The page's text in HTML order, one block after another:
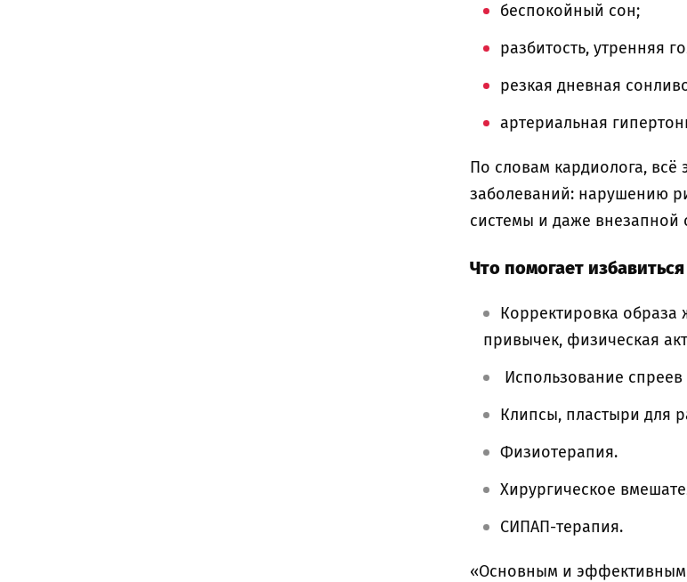
беспокойный сон;
разбитость, утренняя
резкая дневная
артериальная
По словам кардиолога, всё
заболеваний: нарушению
системы и даже внезапной
Что помогает
Корректировка образа
привычек, физическая
Использование спреев
Клипсы, пластыри для
Физиотерапия.
Хирургическое
СИПАП-терапия.
«Основным и эффективным